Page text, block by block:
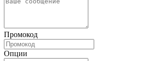
Промокод
Опции